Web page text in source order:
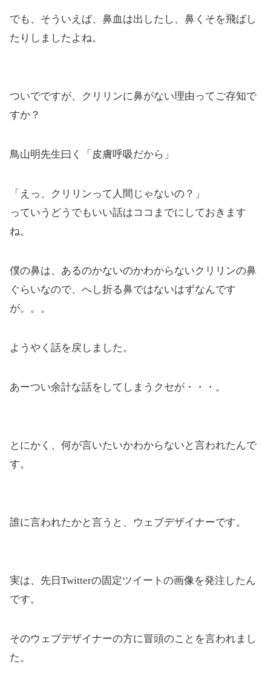
でも、そういえば、鼻血は出したし、鼻くそを飛ばし
たりしましたよね。
ついでですが、クリリンに鼻がない理由ってご存知で
すか？
鳥山明先生曰く「皮膚呼吸だから」
「えっ、クリリンって人間じゃないの？」
っていうどうでもいい話はココまでにしておきます
ね。
僕の鼻は、あるのかないのかわからないクリリンの鼻
ぐらいなので、へし折る鼻ではないはずなんです
が。。。
ようやく話を戻しました。
あーつい余計な話をしてしまうクセが・・・。
とにかく、何が言いたいかわからないと言われたんで
す。
誰に言われたかと言うと、ウェブデザイナーです。
実は、先日Twitterの固定ツイートの画像を発注したん
です。
そのウェブデザイナーの方に冒頭のことを言われまし
た。